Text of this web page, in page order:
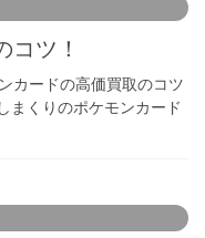
コツ！
カードの高価買取のコツ
まくりのポケモンカード